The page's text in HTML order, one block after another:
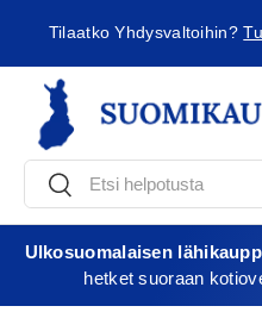
Jatka sisältöön
Tilaatko Yhdysvaltoihin?
EtsiEtsi
Ulkosuomalaisen
hetket suoraan